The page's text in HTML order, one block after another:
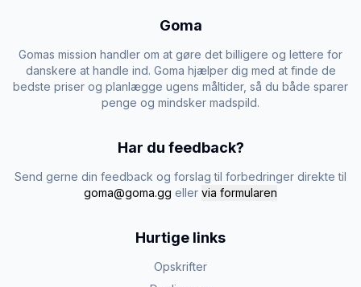
Goma
Gomas mission handler om at gøre det billigere og lettere for
danskere at handle ind. Goma hjælper dig med at finde de
bedste priser og planlægge ugens måltider, så du både sparer
penge og mindsker madspild.
Har du feedback?
Send gerne din feedback og forslag til forbedringer direkte til
goma@goma.gg eller via formularen
Hurtige links
Opskrifter